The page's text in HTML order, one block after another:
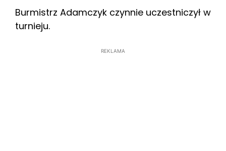
Burmistrz Adamczyk czynnie uczestniczył w
turnieju.
REKLAMA